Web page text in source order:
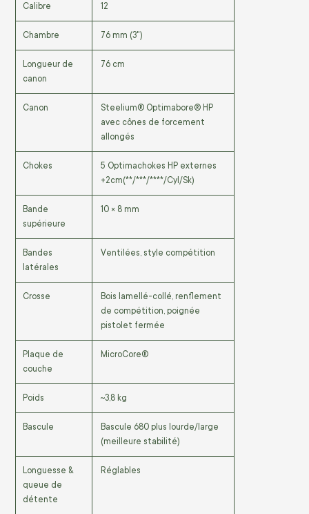
Calibre 12
Chambre 76 mm (3")
Longueur de
canon
76 cm
Canon
Steelium® Optimabore® HP
avec cônes de forcement
allongés
Chokes
5 Optimachokes HP externes
+2cm(**/***/****/Cyl/Sk)
Bande
supérieure
10 × 8 mm
Bandes
latérales
Ventilées, style compétition
Crosse
Bois lamellé-collé, renflement
de compétition, poignée
pistolet fermée
Plaque de
couche
MicroCore®
Poids ~3,8 kg
Bascule
Bascule 680 plus lourde/large
(meilleure stabilité)
Longuesse &
queue de
détente
Réglables